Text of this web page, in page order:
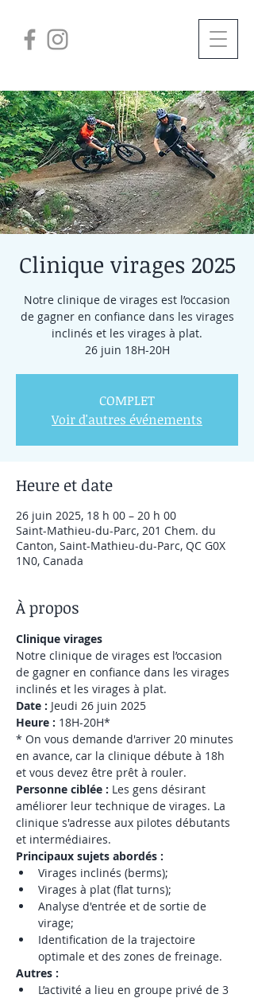
Clinique virages 2025
Notre clinique de virages est l’occasion
de gagner en confiance dans les virages
inclinés et les virages à plat.
26 juin 18H-20H
COMPLET
Voir d'autres événements
Heure et date
26 juin 2025, 18 h 00 – 20 h 00
Saint-Mathieu-du-Parc, 201 Chem. du
Canton, Saint-Mathieu-du-Parc, QC G0X
1N0, Canada
À propos
Clinique virages
Notre clinique de virages est l’occasion
de gagner en confiance dans les virages
inclinés et les virages à plat.
Date : Jeudi 26 juin 2025
Heure : 18H-20H*
* On vous demande d'arriver 20 minutes
en avance, car la clinique débute à 18h
et vous devez être prêt à rouler.
Personne ciblée : Les gens désirant
améliorer leur technique de virages. La
clinique s'adresse aux pilotes débutants
et intermédiaires.
Principaux sujets abordés :
Virages inclinés (berms);
Virages à plat (flat turns);
Analyse d'entrée et de sortie de
virage;
Identification de la trajectoire
optimale et des zones de freinage.
Autres :
L’activité a lieu en groupe privé de 3